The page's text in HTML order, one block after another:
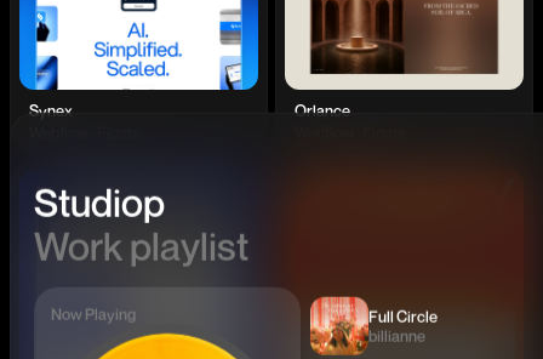
Studiop
Work playlist
Now Playing
Full Circle
billianne
Synex
Orlance